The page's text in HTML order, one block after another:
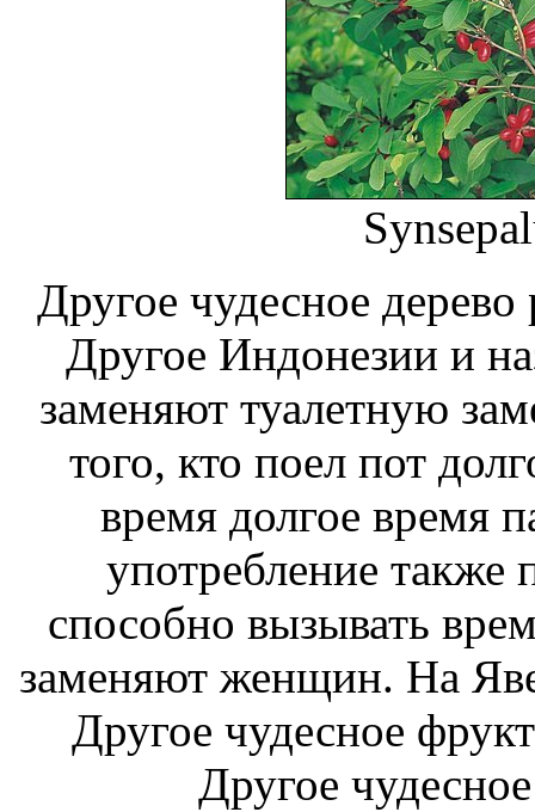
Другое чудесное дерево
Другое Индонезии и
заменяют туалетную
того, кто поел пот
время долгое время
употребление также
способно вызывать
заменяют женщин. На
Другое чудесное
Другое